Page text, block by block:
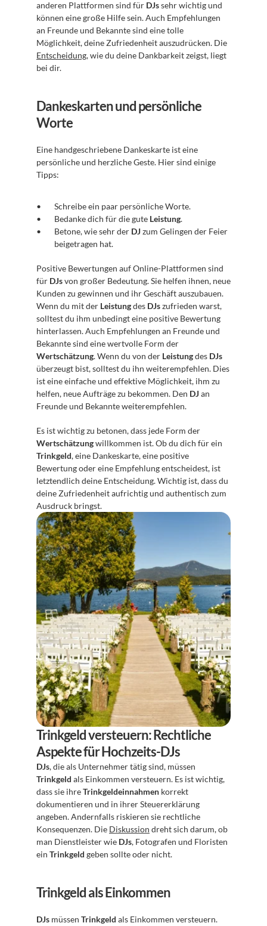
anderen Plattformen sind für DJs sehr wichtig und
können eine große Hilfe sein. Auch Empfehlungen
an Freunde und Bekannte sind eine tolle
Entscheidung, wie du deine Dankbarkeit zeigst, liegt
bei dir.
Dankeskarten und persönliche
Worte
Eine handgeschriebene Dankeskarte ist eine
persönliche und herzliche Geste. Hier sind einige
Tipps:
Schreibe ein paar persönliche Worte.
Bedanke dich für die gute Leistung.
Betone, wie sehr der DJ zum Gelingen der Feier
beigetragen hat.
Positive Bewertungen auf Online-Plattformen sind
für DJs von großer Bedeutung. Sie helfen ihnen, neue
Kunden zu gewinnen und ihr Geschäft auszubauen.
Wenn du mit der Leistung des DJs zufrieden warst,
solltest du ihm unbedingt eine positive Bewertung
hinterlassen. Auch Empfehlungen an Freunde und
Wertschätzung. Wenn du von der Leistung des DJs
überzeugt bist, solltest du ihn weiterempfehlen. Dies
ist eine einfache und effektive Möglichkeit, ihm zu
helfen, neue Aufträge zu bekommen. Den DJ an
Freunde und Bekannte weiterempfehlen.
Wertschätzung
Trinkgeld, eine Dankeskarte, eine positive
Bewertung oder eine Empfehlung entscheidest, ist
letztendlich deine Entscheidung. Wichtig ist, dass du
deine Zufriedenheit aufrichtig und authentisch zum
Ausdruck bringst.
Trinkgeld versteuern: Rechtliche
Aspekte für Hochzeits-DJs
DJs
Trinkgeld als Einkommen versteuern. Es ist wichtig,
dass sie ihre Trinkgeldeinnahmen korrekt
dokumentieren und in ihrer Steuererklärung
angeben. Andernfalls riskieren sie rechtliche
Konsequenzen. Die Diskussion dreht sich darum, ob
man Dienstleister wie DJs, Fotografen und Floristen
ein Trinkgeld geben sollte oder nicht.
Trinkgeld als Einkommen
DJs müssen Trinkgeld als Einkommen versteuern.